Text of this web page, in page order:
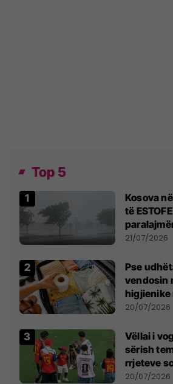
Top 5
Kosova
të
fuqishme
21/07/2026
Pse
vendosin
higjienike
20/07/2026
Vëllai i
sërish
rrjeteve
20/07/2026